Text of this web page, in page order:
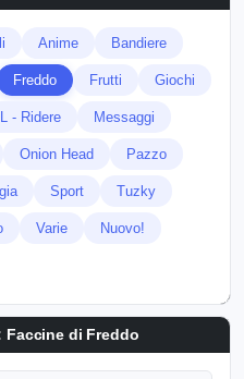
Anime Bandiere
Freddo Frutti Giochi
- Ridere Messaggi
Onion Head Pazzo
Sport Tuzky
Varie Nuovo!
Faccine di Freddo